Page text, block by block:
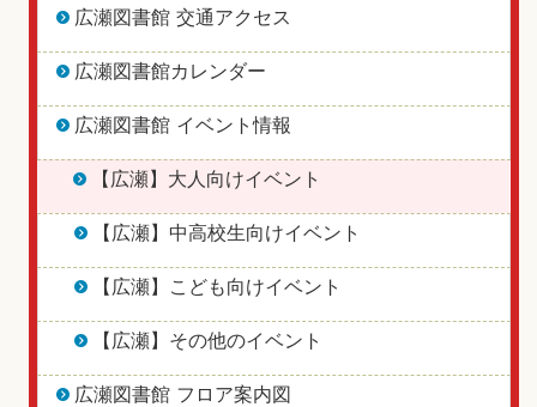
広瀬図書館 交通アクセス
広瀬図書館カレンダー
広瀬図書館 イベント情報
【広瀬】大人向けイベント
【広瀬】中高校生向けイベント
【広瀬】こども向けイベント
【広瀬】その他のイベント
広瀬図書館 フロア案内図